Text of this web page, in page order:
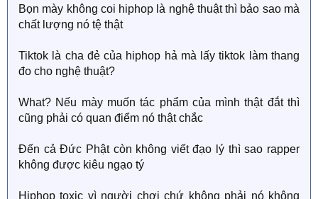
Bọn mày không coi hiphop là nghệ thuật thì bảo sao mà
chất lượng nó tệ thật
Tiktok là cha đẻ của hiphop hả mà lấy tiktok làm thang
đo cho nghệ thuật?
What? Nếu mày muốn tác phẩm của mình thật đắt thì
cũng phải có quan điểm nó thật chắc
Đến cả Đức Phật còn không viết đạo lý thì sao rapper
không được kiêu ngạo tý
Hiphop toxic vì người chơi chứ không phải nó không